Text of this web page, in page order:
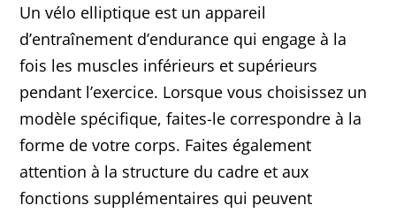
Un vélo elliptique est un appareil
d’entraînement d’endurance qui engage à la
fois les muscles inférieurs et supérieurs
pendant l’exercice. Lorsque vous choisissez un
modèle spécifique, faites-le correspondre à la
forme de votre corps. Faites également
attention à la structure du cadre et aux
fonctions supplémentaires qui peuvent